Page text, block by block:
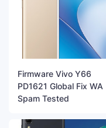
Firmware Vivo Y66
PD1621 Global Fix WA
Spam Tested